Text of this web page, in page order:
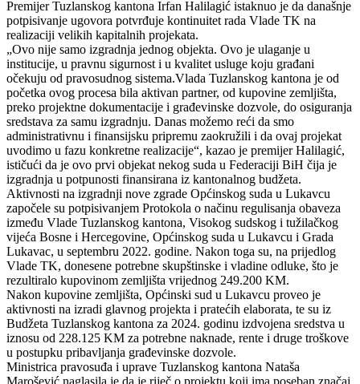
Premijer Tuzlanskog kantona Irfan Halilagić istaknuo je da današnje
potpisivanje ugovora potvrđuje kontinuitet rada Vlade TK na
realizaciji velikih kapitalnih projekata.
„Ovo nije samo izgradnja jednog objekta. Ovo je ulaganje u
institucije, u pravnu sigurnost i u kvalitet usluge koju građani
očekuju od pravosudnog sistema.Vlada Tuzlanskog kantona je od
početka ovog procesa bila aktivan partner, od kupovine zemljišta,
preko projektne dokumentacije i građevinske dozvole, do osiguranja
sredstava za samu izgradnju. Danas možemo reći da smo
administrativnu i finansijsku pripremu zaokružili i da ovaj projekat
uvodimo u fazu konkretne realizacije“, kazao je premijer Halilagić,
ističući da je ovo prvi objekat nekog suda u Federaciji BiH čija je
izgradnja u potpunosti finansirana iz kantonalnog budžeta.
Aktivnosti na izgradnji nove zgrade Općinskog suda u Lukavcu
započele su potpisivanjem Protokola o načinu regulisanja obaveza
između Vlade Tuzlanskog kantona, Visokog sudskog i tužilačkog
vijeća Bosne i Hercegovine, Općinskog suda u Lukavcu i Grada
Lukavac, u septembru 2022. godine. Nakon toga su, na prijedlog
Vlade TK, donesene potrebne skupštinske i vladine odluke, što je
rezultiralo kupovinom zemljišta vrijednog 249.200 KM.
Nakon kupovine zemljišta, Općinski sud u Lukavcu proveo je
aktivnosti na izradi glavnog projekta i pratećih elaborata, te su iz
Budžeta Tuzlanskog kantona za 2024. godinu izdvojena sredstva u
iznosu od 228.125 KM za potrebne naknade, rente i druge troškove
u postupku pribavljanja građevinske dozvole.
Ministrica pravosuđa i uprave Tuzlanskog kantona Nataša
Marošević naglasila je da je riječ o projektu koji ima poseban značaj